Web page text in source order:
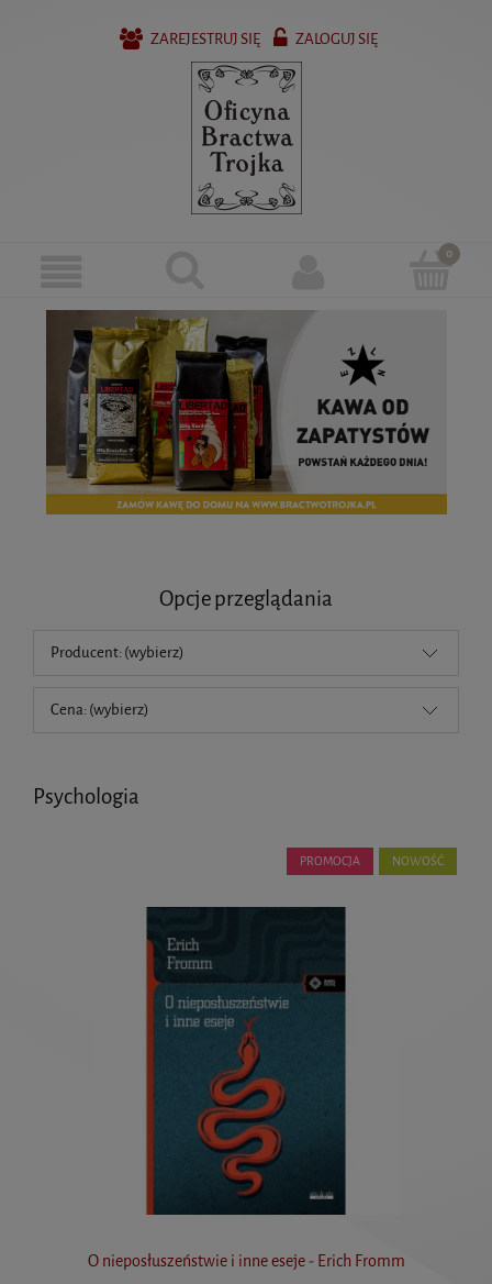
ZAREJESTRUJ SIĘ ZALOGUJ SIĘ
Opcje przeglądania
Producent: (wybierz)
Cena: (wybierz)
Psychologia
O nieposłuszeństwie i inne eseje - Erich Fromm
PROMOCJA NOWOŚĆ